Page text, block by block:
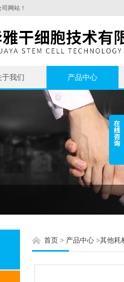
网站！
于我们 产品中心
首页 > 产品中心 >其他耗